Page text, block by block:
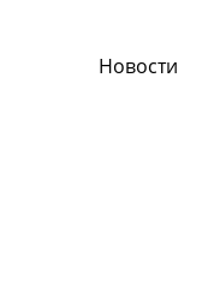
Новости